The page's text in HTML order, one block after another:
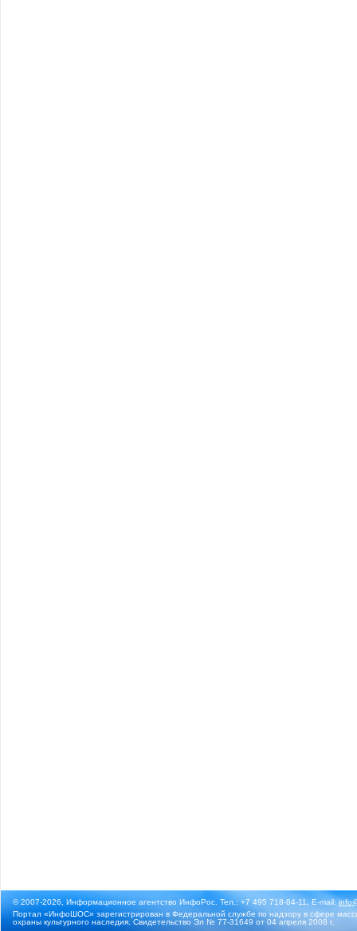
© 2007-2026, Информационное агентство ИнфоРос. Тел.: +7 495 718-84-11, E-mail:
Портал «ИнфоШОС» зарегистрирован в Федеральной службе по надзору в сфере
охраны культурного наследия. Свидетельство Эл № 77-31649 от 04 апреля 2008 г.